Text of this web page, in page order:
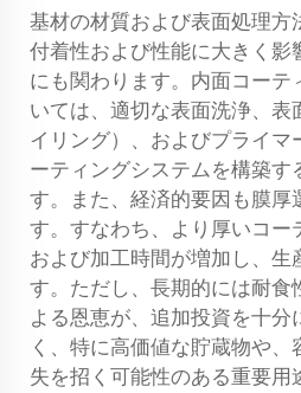
基材の材質および表面処理方
付着性および性能に大きく影
にも関わります。内面コーテ
いては、適切な表面洗浄、表
イリング）、およびプライマ
ーティングシステムを構築す
す。また、経済的要因も膜厚
す。すなわち、より厚いコー
および加工時間が増加し、生
す。ただし、長期的には耐食
よる恩恵が、追加投資を十分
く、特に高価値な貯蔵物や
失を招く可能性のある重要用